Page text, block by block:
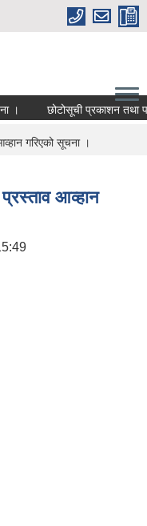
छोटोसूची प्रकाशन तथा
गरिएको सूचना ।
आव्हान